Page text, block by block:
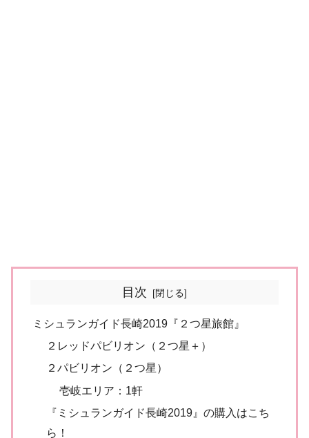
目次
ミシュランガイド長崎2019『２つ星旅館』
２レッドパビリオン（２つ星＋）
２パビリオン（２つ星）
壱岐エリア：1軒
『ミシュランガイド長崎2019』の購入はこち
ら！